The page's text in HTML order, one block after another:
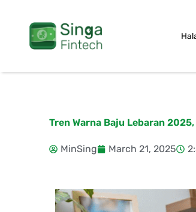
content
Tren Warna Baju Lebaran
MinSing March 21, 2025